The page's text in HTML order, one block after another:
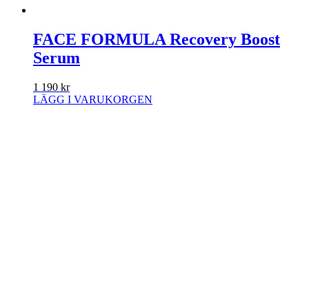
FACE FORMULA Recovery Boost
Serum
1 190 kr
LÄGG I VARUKORGEN